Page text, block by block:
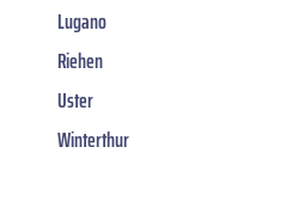
Lugano
Riehen
Uster
Winterthur